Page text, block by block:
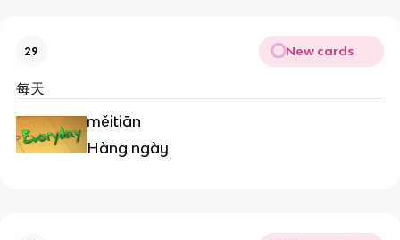
29 New cards
每天
měitiān
Hàng ngày